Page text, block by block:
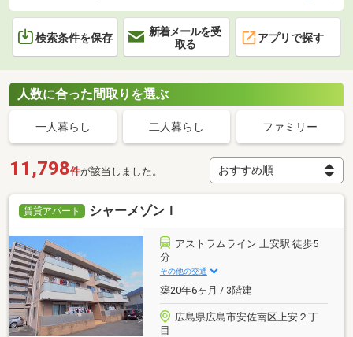
検索条件を保存
新着メールを受
取る
アプリで探す
人数に合った間取りを選ぶ
一人暮らし 二人暮らし ファミリー
11,798件が該当しました。
賃貸アパート シャーメゾンＩ
アストラムライン 上安駅 徒歩5
分
その他の交通
築20年6ヶ月 / 3階建
広島県広島市安佐南区上安２丁
目